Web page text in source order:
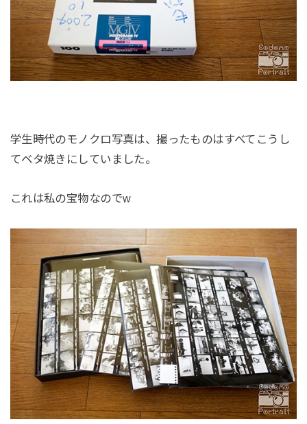
学生時代のモノクロ写真は、撮ったものはすべてこうし
てベタ焼きにしていました。
これは私の宝物なのでw